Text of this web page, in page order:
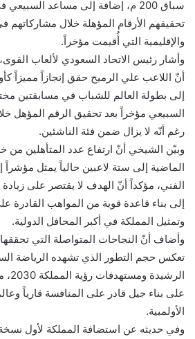
تحقيقهم الأرقام المؤهلة خلال مشاركاتهم
والإقليمية التي أُقيمت مؤخراً.
وأشار رئيس الاتحاد السعودي لألعاب
أنّ اللاعب علي الرميح حقق إنجازاً مميزاً
إلى بطولة العالم للشباب في مسابقتين
السبيعي مؤخراً بعد تحقيق الرقم المؤهل
رغم أنّه لا يزال ضمن فئة الناشئين.
وبيّن الشيخي أنّ ارتفاع عدد المتأهلين
الماضية إلى ستة لاعبين حالياً يمثل مؤشراً
الفني، مؤكداً أنّ الهدف لا يقتصر على زيادة
إلى بناء قاعدة قوية من المواهب القادرة
وتمثيل المملكة في أكبر المحافل الدولية.
وأضاف أنّ النجاحات المتواصلة التي
تعكس حجم التطور الذي تشهده الرياضة
على بناء جيل قادر على المنافسة قارياً
الأولمبية.
وفي حديثه عن استضافة المملكة لأول